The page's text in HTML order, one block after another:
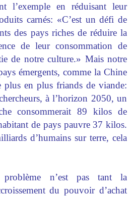
l’exemple en réduisant leur
carnés: «C’est un défi de
des pays riches de réduire la
de leur consommation de
de notre culture.» Mais notre
émergents, comme la Chine
plus en plus friands de viande:
à l’horizon 2050, un
consommerait 89 kilos de
de pays pauvre 37 kilos.
d’humains sur terre, cela
n’est pas tant la
du pouvoir d’achat